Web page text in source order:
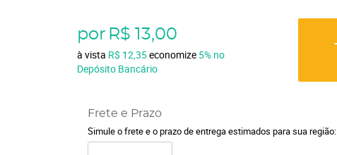
por R$ 13,00
à vista R$ 12,35economize 5% no
Depósito Bancário
Frete e Prazo
Simule o frete e o prazo de entrega estimados para sua região: